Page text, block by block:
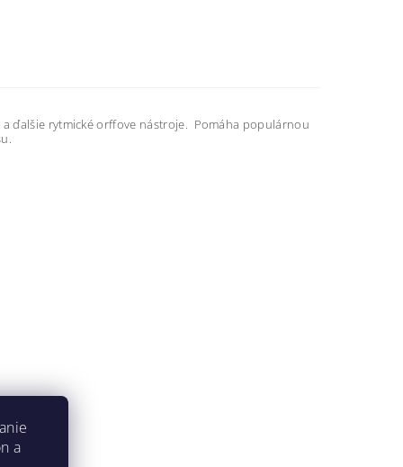
ďalšie rytmické orffove nástroje. Pomáha populárnou
a